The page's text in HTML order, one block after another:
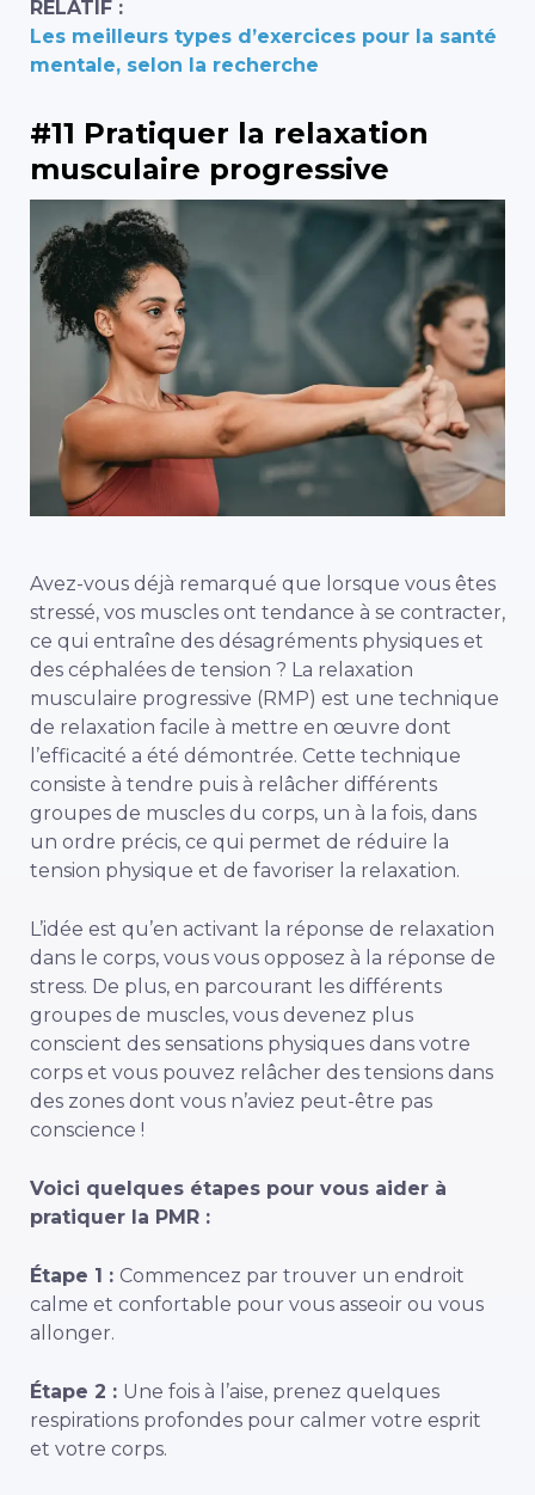
RELATIF :
Les meilleurs types d’exercices pour la santé
mentale, selon la recherche
#11 Pratiquer la relaxation
musculaire progressive
Avez-vous déjà remarqué que lorsque vous êtes
stressé, vos muscles ont tendance à se contracter,
ce qui entraîne des désagréments physiques et
des céphalées de tension ? La relaxation
musculaire progressive (RMP) est une technique
de relaxation facile à mettre en œuvre dont
l’efficacité a été démontrée. Cette technique
consiste à tendre puis à relâcher différents
groupes de muscles du corps, un à la fois, dans
un ordre précis, ce qui permet de réduire la
tension physique et de favoriser la relaxation.
L’idée est qu’en activant la réponse de relaxation
dans le corps, vous vous opposez à la réponse de
stress. De plus, en parcourant les différents
groupes de muscles, vous devenez plus
conscient des sensations physiques dans votre
corps et vous pouvez relâcher des tensions dans
des zones dont vous n’aviez peut-être pas
conscience !
Voici quelques étapes pour vous aider à
pratiquer la PMR :
Étape 1 : Commencez par trouver un endroit
calme et confortable pour vous asseoir ou vous
allonger.
Étape 2 : Une fois à l’aise, prenez quelques
respirations profondes pour calmer votre esprit
et votre corps.